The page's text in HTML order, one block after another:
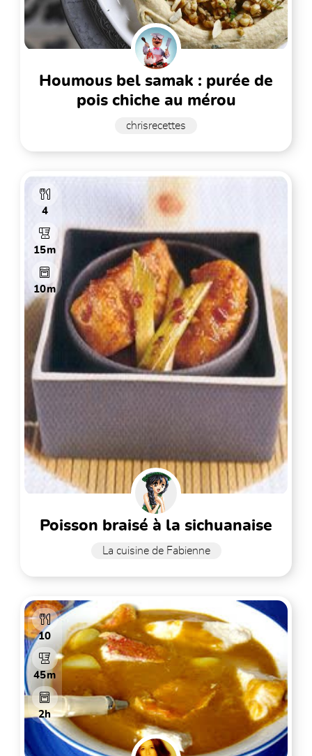
houmous bel samak : purée de
pois chiche au mérou
chrisrecettes
4
15m
10m
poisson braisé à la sichuanaise
La cuisine de Fabienne
10
45m
2h